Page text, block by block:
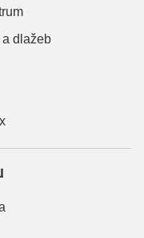
a dlažeb